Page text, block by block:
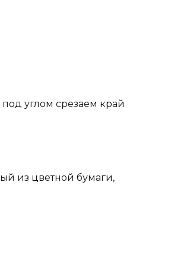
углом срезаем край
из цветной бумаги,